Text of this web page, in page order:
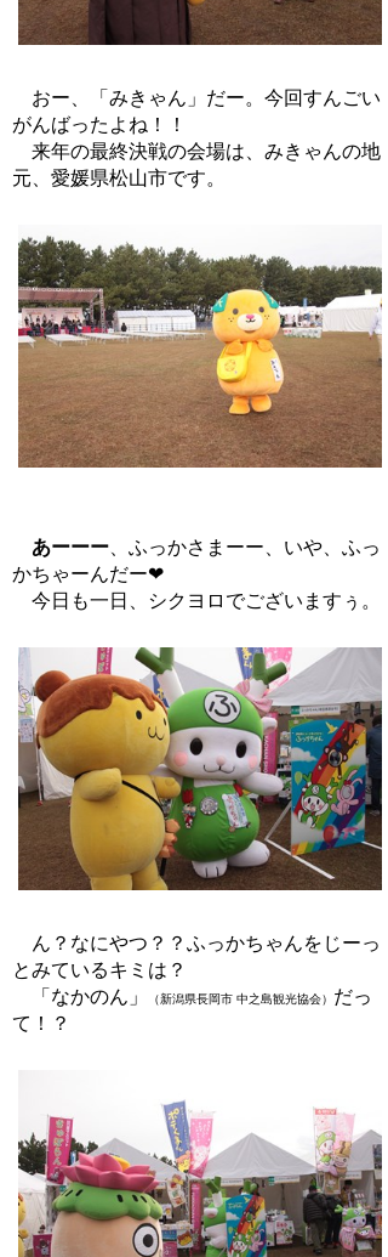
おー、「みきゃん」だー。今回すんごい
がんばったよね！！
来年の最終決戦の会場は、みきゃんの地
元、愛媛県松山市です。
あーーー 、ふっかさまーー、いや、ふっ
かちゃーんだー❤
今日も一日、シクヨロでございますぅ。
ん？なにやつ？？ふっかちゃんをじーっ
とみているキミは？
「なかのん」
（新潟県長岡市 中之島観光協会） だっ
て！？